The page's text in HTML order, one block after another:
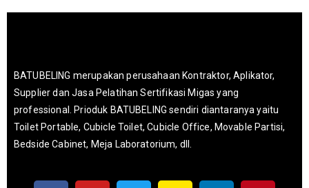
BATUBELING merupakan perusahaan Kontraktor, Aplikator,
Supplier dan Jasa Pelatihan Sertifikasi Migas yang
professional. Prioduk BATUBELING sendiri diantaranya yaitu
Toilet Portable, Cubicle Toilet, Cubicle Office, Movable Partisi,
Bedside Cabinet, Meja Laboratorium, dll.